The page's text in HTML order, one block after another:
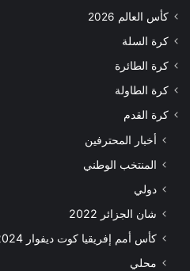
كأس العالم 2026
كرة السلة
كرة الطائرة
كرة الطاولة
كرة القدم
أخبار المحترفين
المنتخب الوطني
دولي
شان الجزائر 2022
كأس أمم إفريقيا كوت ديفوار 2024
محلي